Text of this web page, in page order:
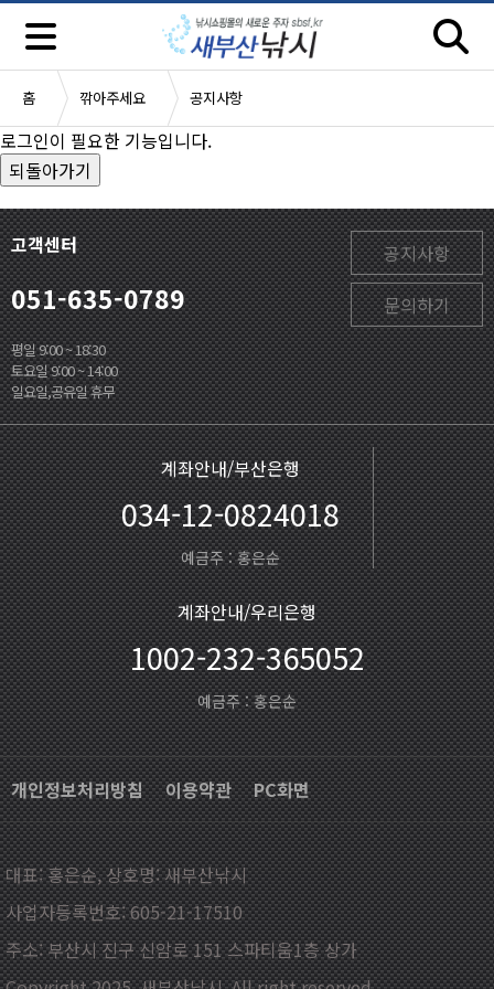
홈 깎아주세요 공지사항
로그인이 필요한 기능입니다.
고객센터
051-635-0789
평일 9:00 ~ 18:30
토요일 9:00 ~ 14:00
일요일,공유일 휴무
공지사항
문의하기
계좌안내/부산은행
034-12-0824018
예금주 : 홍은순
계좌안내/우리은행
1002-232-365052
예금주 : 홍은순
개인정보처리방침 이용약관 PC화면
대표: 홍은순, 상호명: 새부산낚시
사업자등록번호: 605-21-17510
주소: 부산시 진구 신암로 151 스파티움1층 상가